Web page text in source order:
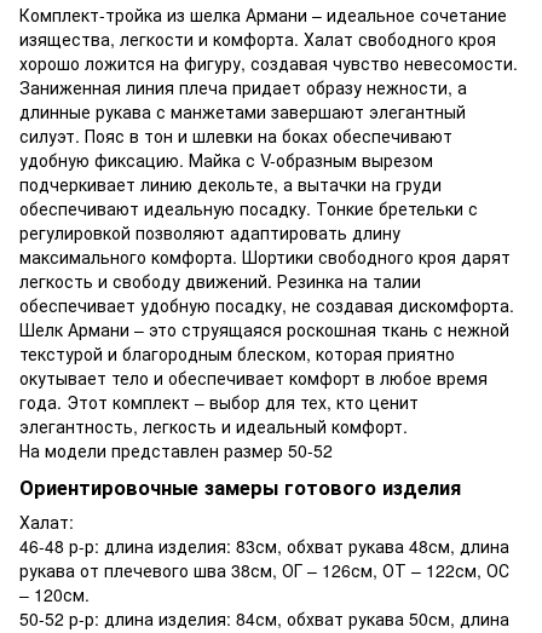
Комплект-тройка из шелка Армани – идеальное сочетание
изящества, легкости и комфорта. Халат свободного кроя
хорошо ложится на фигуру, создавая чувство невесомости.
Заниженная линия плеча придает образу нежности, а
длинные рукава с манжетами завершают элегантный
силуэт. Пояс в тон и шлевки на боках обеспечивают
удобную фиксацию. Майка с V-образным вырезом
подчеркивает линию декольте, а вытачки на груди
обеспечивают идеальную посадку. Тонкие бретельки с
регулировкой позволяют адаптировать длину
максимального комфорта. Шортики свободного кроя дарят
легкость и свободу движений. Резинка на талии
обеспечивает удобную посадку, не создавая дискомфорта.
Шелк Армани – это струящаяся роскошная ткань с нежной
текстурой и благородным блеском, которая приятно
окутывает тело и обеспечивает комфорт в любое время
года. Этот комплект – выбор для тех, кто ценит
элегантность, легкость и идеальный комфорт.
На модели представлен размер 50-52
Ориентировочные замеры готового изделия
Халат:
46-48 р-р: длина изделия: 83см, обхват рукава 48см, длина
рукава от плечевого шва 38см, ОГ – 126см, ОТ – 122см, ОС
– 120см.
50-52 р-р: длина изделия: 84см, обхват рукава 50см, длина